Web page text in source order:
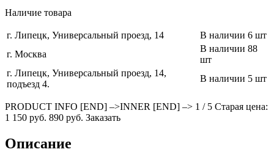
Наличие товара
г. Липецк, Универсальный проезд, 14
В наличии 6 шт
г. Москва
В наличии 88
шт
г. Липецк, Универсальный проезд, 14,
подъезд 4.
В наличии 5 шт
PRODUCT INFO [END] –>INNER [END] –> 1 / 5 Старая цена:
1 150 руб. 890 руб. Заказать
Описание